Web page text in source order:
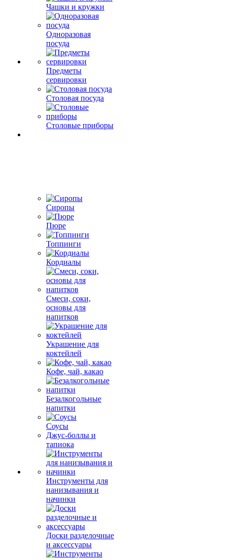
Чашки и кружки
Одноразовая
посуда
Предметы
сервировки
Столовая посуда
Столовые приборы
Сиропы
Пюре
Топпинги
Кордиалы
Смеси, соки,
основы для
напитков
Украшение для
коктейлей
Кофе, чай, какао
Безалкогольные
напитки
Соусы
Джус-боллы и
тапиока
Инструменты для
нанизывания и
начинки
Доски разделочные
и аксессуары